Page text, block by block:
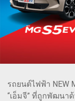
รถยนต์ไฟฟ้า NEW
“เอ็มจี” ที่ถูกพัฒนา